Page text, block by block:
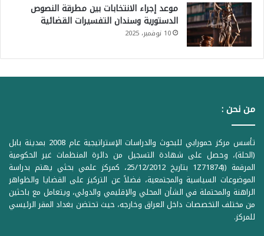
موعد إجراء الانتخابات بين مطرقة النصوص
الدستورية وسندان التفسيرات القضائية
10 نوفمبر، 2025
من نحن :
تأسس مركز حمورابي للبحوث والدراسات الإستراتيجية عام 2008 بمدينة بابل
(الحلة)، وحصل على شهادة التسجيل من دائرة المنظمات غير الحكومية
المرقمة ((1Z71874 بتاريخ 25/12/2012، كمركز علمي بحثي يهتم بدراسة
الموضوعات السياسية والمجتمعية، فضلاً عن التركيز على القضايا والظواهر
الراهنة والمحتملة في الشأن المحلي والإقليمي والدولي، ويتعامل مع باحثين
من مختلف التخصصات داخل العراق وخارجه، حيث تحتضن بغداد المقر الرئيسي
للمركز.